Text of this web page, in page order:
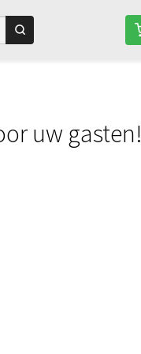
uw gasten!